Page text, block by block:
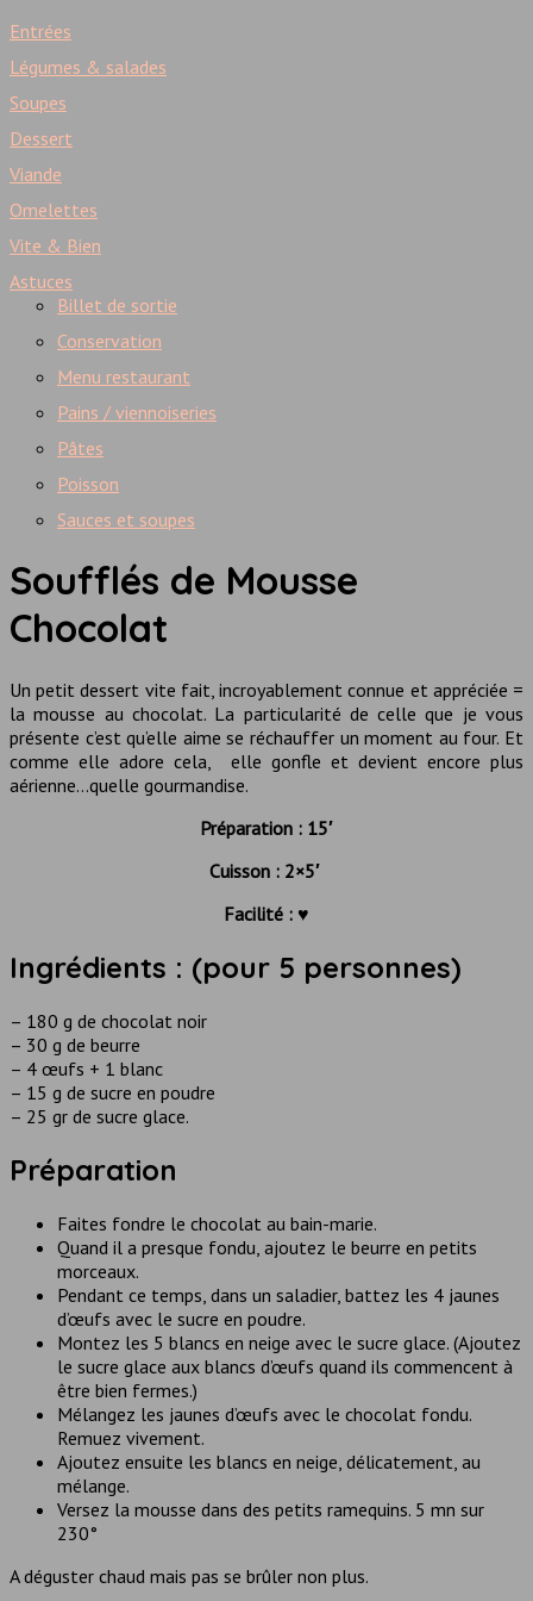
Entrées
Légumes & salades
Soupes
Dessert
Viande
Omelettes
Vite & Bien
Astuces
Billet de sortie
Conservation
Menu restaurant
Pains / viennoiseries
Pâtes
Poisson
Sauces et soupes
Soufflés de Mousse
Chocolat
Un petit dessert vite fait, incroyablement connue et appréciée =
la mousse au chocolat. La particularité de celle que je vous
présente c’est qu’elle aime se réchauffer un moment au four. Et
comme elle adore cela, elle gonfle et devient encore plus
aérienne…quelle gourmandise.
Préparation : 15′
Cuisson : 2×5′
Facilité : ♥
Ingrédients : (pour 5 personnes)
– 180 g de chocolat noir
– 30 g de beurre
– 4 œufs + 1 blanc
– 15 g de sucre en poudre
– 25 gr de sucre glace.
Préparation
Faites fondre le chocolat au bain-marie.
Quand il a presque fondu, ajoutez le beurre en petits
morceaux.
Pendant ce temps, dans un saladier, battez les 4 jaunes
d’œufs avec le sucre en poudre.
Montez les 5 blancs en neige avec le sucre glace. (Ajoutez
le sucre glace aux blancs d’œufs quand ils commencent à
être bien fermes.)
Mélangez les jaunes d’œufs avec le chocolat fondu.
Remuez vivement.
Ajoutez ensuite les blancs en neige, délicatement, au
mélange.
Versez la mousse dans des petits ramequins. 5 mn sur
230°
A déguster chaud mais pas se brûler non plus.